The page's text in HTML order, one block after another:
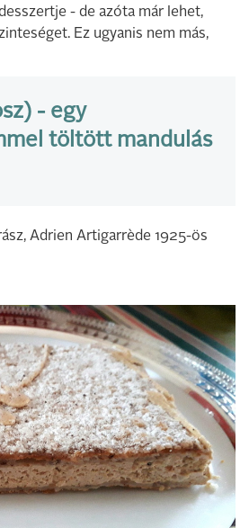
- de azóta már lehet,
Ez ugyanis nem más,
- egy
töltött mandulás
Adrien Artigarrède 1925-ös